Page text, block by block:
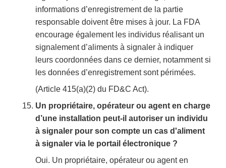
informations d’enregistrement de la partie
responsable doivent être mises à jour. La FDA
encourage également les individus réalisant un
signalement d’aliments à signaler à indiquer
leurs coordonnées dans ce dernier, notamment si
les données d’enregistrement sont périmées.
(Article 415(a)(2) du FD&C Act).
Un propriétaire, opérateur ou agent en charge
d’une installation peut-il autoriser un individu
à signaler pour son compte un cas d'aliment
à signaler via le portail électronique ?
Oui. Un propriétaire, opérateur ou agent en